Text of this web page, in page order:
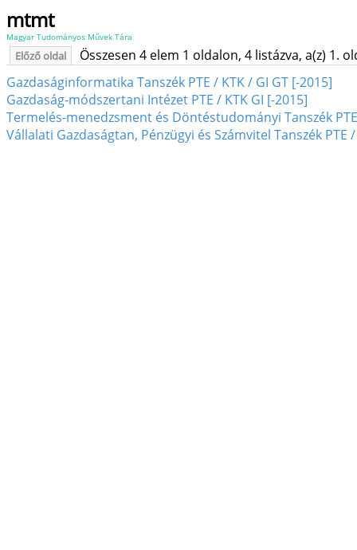
mtmt
Magyar Tudományos Művek Tára
Előző oldal
Összesen 4 elem 1 oldalon, 4 listázva, a(z) 1.
Gazdaságinformatika Tanszék PTE / KTK / GI GT [-2015]
Gazdaság-módszertani Intézet PTE / KTK GI [-2015]
Termelés-menedzsment és Döntéstudományi Tanszék
Vállalati Gazdaságtan, Pénzügyi és Számvitel Tanszék PTE /